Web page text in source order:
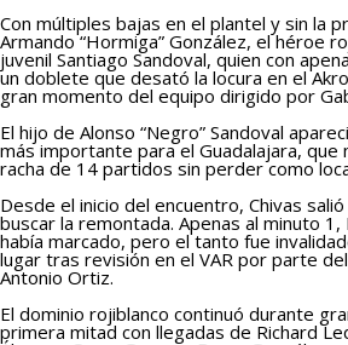
Con múltiples bajas en el plantel y sin la
Armando “Hormiga” González, el héroe
juvenil Santiago Sandoval, quien con
un doblete que desató la locura en el
gran momento del equipo dirigido por
El hijo de Alonso “Negro” Sandoval
más importante para el Guadalajara, que
racha de 14 partidos sin perder como
Desde el inicio del encuentro, Chivas
buscar la remontada. Apenas al minuto 1,
había marcado, pero el tanto fue
lugar tras revisión en el VAR por parte
Antonio Ortiz.
El dominio rojiblanco continuó durante
primera mitad con llegadas de Richard